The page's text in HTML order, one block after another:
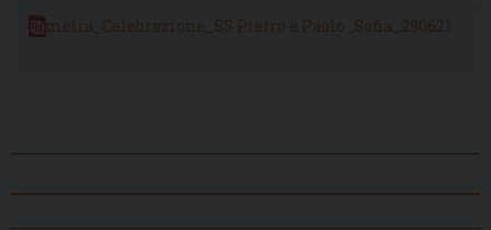
Omelia_Celebrazione_SS Pietro e Paolo_Sofia_290621